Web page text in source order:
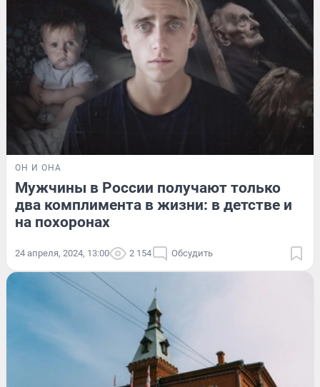
ОН И ОНА
Мужчины в России получают только
два комплимента в жизни: в детстве и
на похоронах
24 апреля, 2024, 13:00 2 154 Обсудить